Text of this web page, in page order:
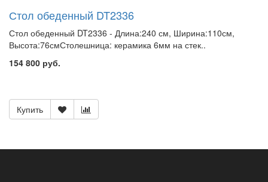
Стол обеденный DT2336
Стол обеденный DT2336 - Длина:240 см, Ширина:110см,
Высота:76смСтолешница: керамика 6мм на стек..
154 800 руб.
Купить